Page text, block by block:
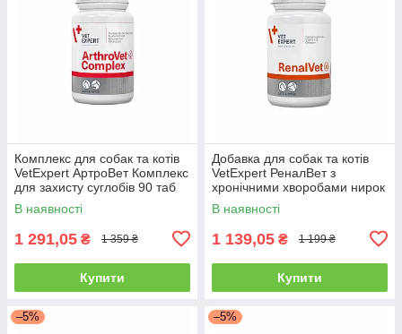
Комплекс для собак та котів
VetExpert АртроВет Комплекс
для захисту суглобів 90 таб
В наявності
1 291,05 ₴ 1 359 ₴
Купити
Добавка для собак та котів
VetExpert РеналВет з
хронічними хворобами нирок
60 таб
В наявності
1 139,05 ₴ 1 199 ₴
Купити
–5% –5%